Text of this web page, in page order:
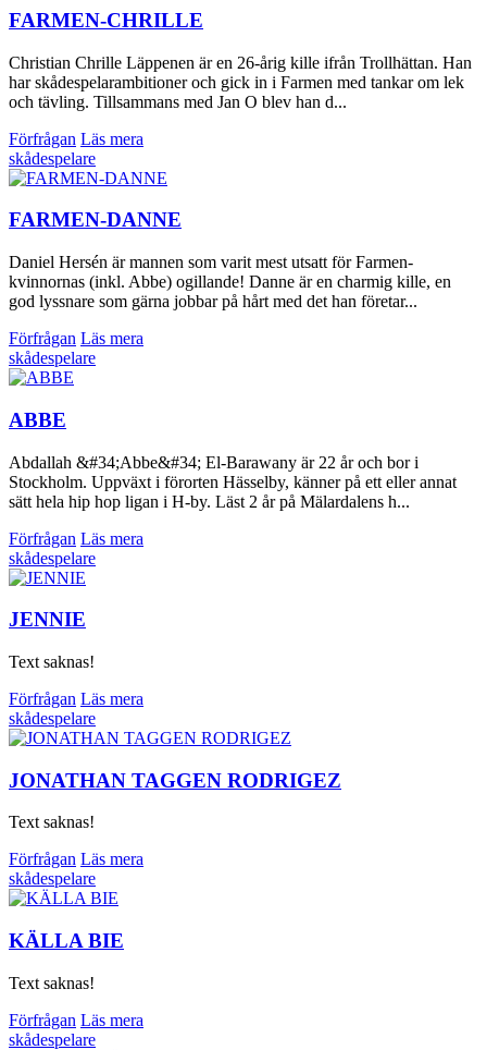
FARMEN-CHRILLE
Christian Chrille Läppenen är en 26-årig kille ifrån Trollhättan. Han
har skådespelarambitioner och gick in i Farmen med tankar om lek
och tävling. Tillsammans med Jan O blev han d...
Förfrågan Läs mera
skådespelare
FARMEN-DANNE
Daniel Hersén är mannen som varit mest utsatt för Farmen-
kvinnornas (inkl. Abbe) ogillande! Danne är en charmig kille, en
god lyssnare som gärna jobbar på hårt med det han företar...
Förfrågan Läs mera
skådespelare
ABBE
Abdallah &#34;Abbe&#34; El-Barawany är 22 år och bor i
Stockholm. Uppväxt i förorten Hässelby, känner på ett eller annat
sätt hela hip hop ligan i H-by. Läst 2 år på Mälardalens h...
Förfrågan Läs mera
skådespelare
JENNIE
Text saknas!
Förfrågan Läs mera
skådespelare
JONATHAN TAGGEN RODRIGEZ
Text saknas!
Förfrågan Läs mera
skådespelare
KÄLLA BIE
Text saknas!
Förfrågan Läs mera
skådespelare